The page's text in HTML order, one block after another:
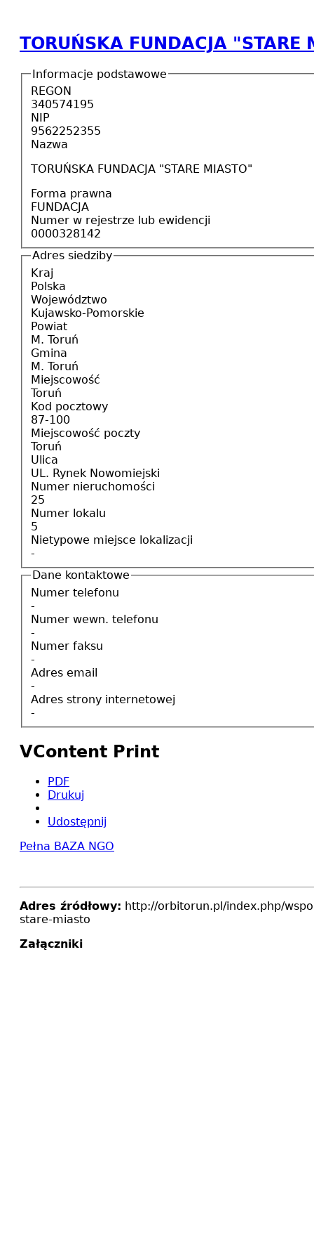
TORUŃSKA FUNDACJA "STARE
Informacje podstawowe
REGON
340574195
NIP
9562252355
Nazwa
TORUŃSKA FUNDACJA "STARE MIASTO"
Forma prawna
FUNDACJA
Numer w rejestrze lub ewidencji
0000328142
Adres siedziby
Kraj
Polska
Województwo
Kujawsko-Pomorskie
Powiat
M. Toruń
Gmina
M. Toruń
Miejscowość
Toruń
Kod pocztowy
87-100
Miejscowość poczty
Toruń
Ulica
UL. Rynek Nowomiejski
Numer nieruchomości
25
Numer lokalu
5
Nietypowe miejsce lokalizacji
-
Dane kontaktowe
Numer telefonu
-
Numer wewn. telefonu
-
Numer faksu
-
Adres email
-
Adres strony internetowej
-
VContent Print
PDF
Drukuj
Udostępnij
Pełna BAZA NGO
Adres źródłowy: http://orbitorun.pl/index.php/
stare-miasto
Załączniki